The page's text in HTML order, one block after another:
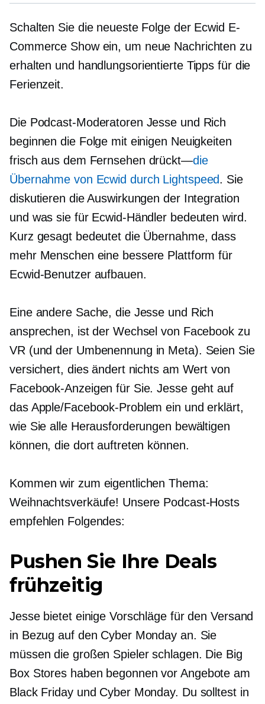
Schalten Sie die neueste Folge der Ecwid E-
Commerce Show ein, um neue Nachrichten zu
erhalten und handlungsorientierteTipps für die
Ferienzeit.
Die Podcast-Moderatoren Jesse und Rich
beginnen die Folge mit einigen Neuigkeiten
frisch aus dem Fernsehen drückt—die
Übernahme von Ecwid durch Lightspeed. Sie
diskutieren die Auswirkungen der Integration
und was sie für Ecwid-Händler bedeuten wird.
Kurz gesagt bedeutet die Übernahme, dass
mehr Menschen eine bessere Plattform für
Ecwid-Benutzer aufbauen.
Eine andere Sache, die Jesse und Rich
ansprechen, ist der Wechsel von Facebook zu
VR (und der Umbenennung in Meta). Seien Sie
versichert, dies ändert nichts am Wert von
Facebook-Anzeigen für Sie. Jesse geht auf
das Apple/Facebook-Problem ein und erklärt,
wie Sie alle Herausforderungen bewältigen
können, die dort auftreten können.
Kommen wir zum eigentlichen Thema:
Weihnachtsverkäufe! Unsere Podcast-Hosts
empfehlen Folgendes:
Pushen Sie Ihre Deals
frühzeitig
Jesse bietet einige Vorschläge für den Versand
in Bezug auf den Cyber ​​Monday an. Sie
müssen die großen Spieler schlagen. Die Big
Box Stores haben begonnenvor Angebote am
Black Friday und Cyber ​​Monday. Du solltest in